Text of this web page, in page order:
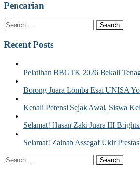
Pencarian
Recent Posts
Pelatihan BBGTK 2026 Bekali
Borong Juara Lomba Esai UNISA
Kenali Potensi Sejak Awal, Siswa
Selamat! Hasan Zaki Juara III
Selamat! Zainab Assegaf Ukir